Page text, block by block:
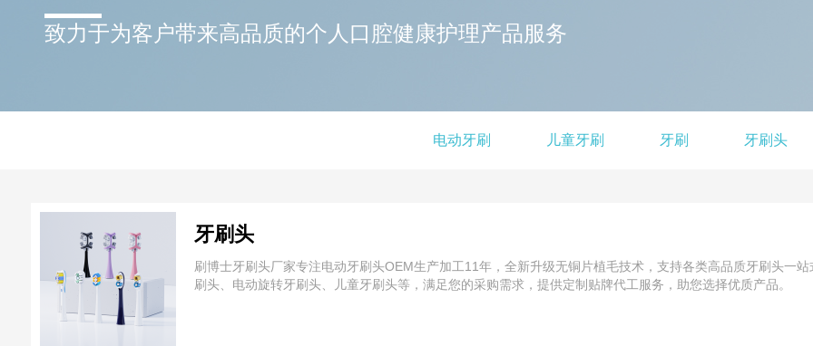
致力于为客户带来高品质的个人口腔健康护理产品服务
电动牙刷 儿童牙刷 牙刷 牙刷头
牙刷头
刷博士牙刷头厂家专注电动牙刷头OEM生产加工11年，全新升级无铜片植毛技术，支持各类高品质牙刷头一
刷头、电动旋转牙刷头、儿童牙刷头等，满足您的采购需求，提供定制贴牌代工服务，助您选择优质产品。